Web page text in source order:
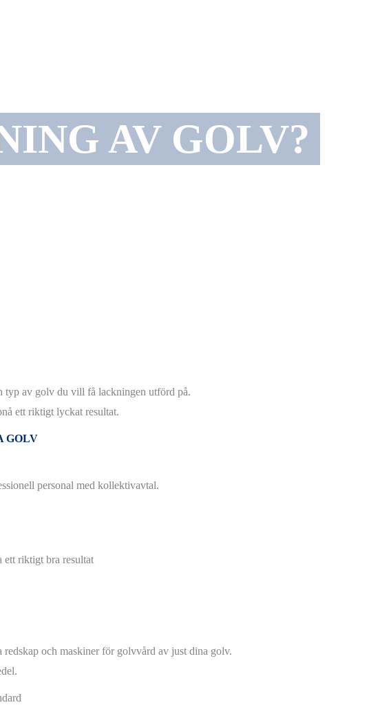
AV GOLV?
typ av golv du vill få lackningen utförd på.
ett riktigt lyckat resultat.
GOLV
personal med kollektivavtal.
ett riktigt bra resultat
och maskiner för golvvård av just dina golv.